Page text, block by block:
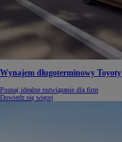
Wynajem długoterminowy Toyoty
Poznaj idealne rozwiązanie dla firm
Dowiedz się więcej